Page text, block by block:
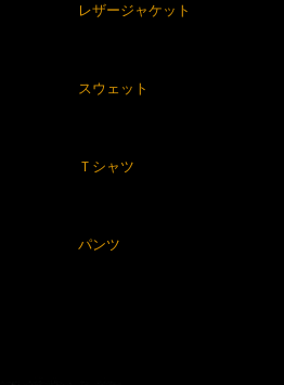
レザージャケット
スウェット
Ｔシャツ
パンツ